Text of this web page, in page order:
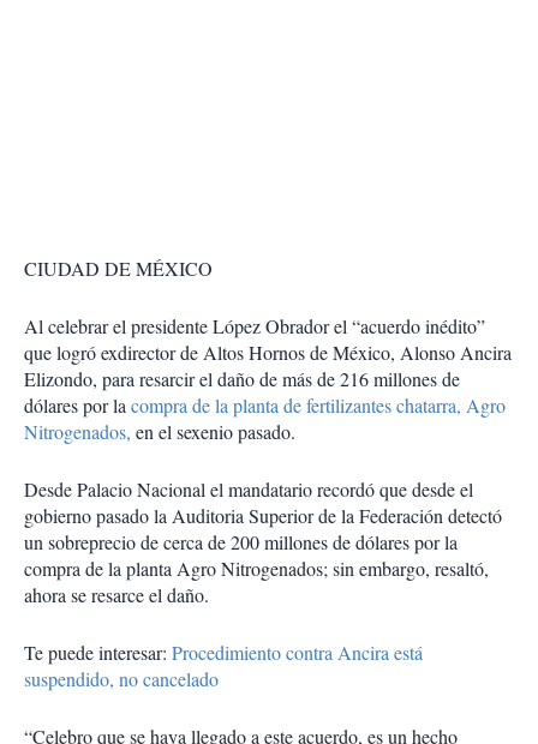
CIUDAD DE MÉXICO
Al celebrar el presidente López Obrador el “acuerdo inédito”
que logró exdirector de Altos Hornos de México, Alonso Ancira
Elizondo, para resarcir el daño de más de 216 millones de
dólares por lacompra de la planta de fertilizantes chatarra, Agro
Nitrogenados, en el sexenio pasado.
Desde Palacio Nacional el mandatario recordó que desde el
gobierno pasado la Auditoria Superior de la Federación detectó
un sobreprecio de cerca de 200 millones de dólares por la
compra de la planta Agro Nitrogenados; sin embargo, resaltó,
ahora se resarce el daño.
Te puede interesar: Procedimiento contra Ancira está
suspendido, no cancelado
“Celebro que se haya llegado a este acuerdo, es un hecho